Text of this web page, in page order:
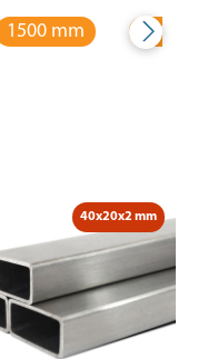
1500 mm 2000
40x20x2 mm